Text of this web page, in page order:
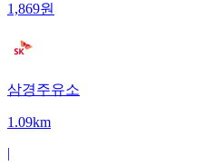
1,869원
삼경주유소
1.09km
|